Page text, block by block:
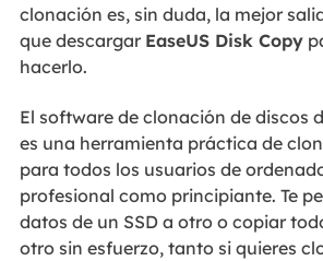
clonación es, sin duda, la mejor
que descargar EaseUS Disk Copy
hacerlo.
El software de clonación de discos
es una herramienta práctica de
para todos los usuarios de
profesional como principiante. Te
datos de un SSD a otro o copiar
otro sin esfuerzo, tanto si quieres